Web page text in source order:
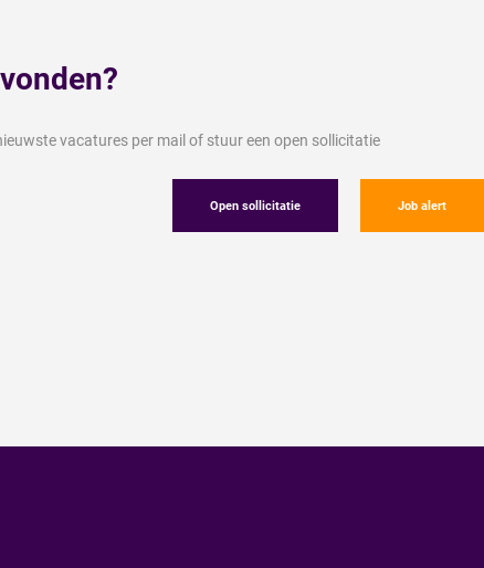
vacatures per mail of stuur een open sollicitatie
Open sollicitatie Job alert